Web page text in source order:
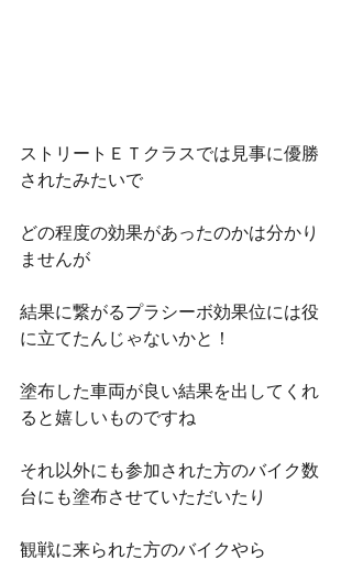
ストリートＥＴクラスでは見事に優勝
されたみたいで
どの程度の効果があったのかは分かり
ませんが
結果に繋がるプラシーボ効果位には役
に立てたんじゃないかと！
塗布した車両が良い結果を出してくれ
ると嬉しいものですね
それ以外にも参加された方のバイク数
台にも塗布させていただいたり
観戦に来られた方のバイクやら